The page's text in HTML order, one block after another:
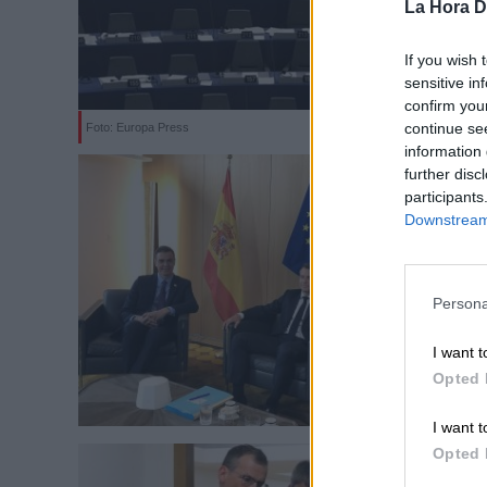
La Hora
If you wish
sensitive
confirm
continue
information
further
I want
Opted
I want
Opted
Foto: Europa Press